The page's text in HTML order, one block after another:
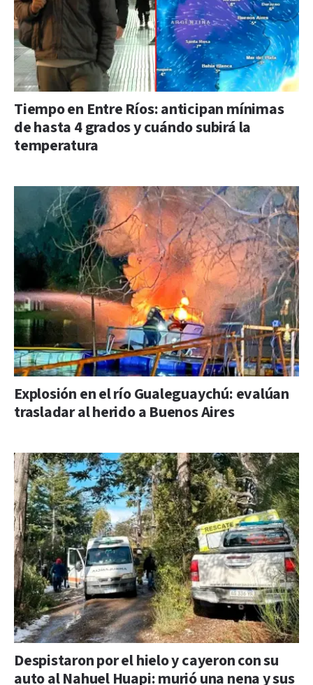
Tiempo en Entre Ríos: anticipan mínimas
de hasta 4 grados y cuándo subirá la
temperatura
Explosión en el río Gualeguaychú: evalúan
trasladar al herido a Buenos Aires
Despistaron por el hielo y cayeron con su
auto al Nahuel Huapi: murió una nena y sus